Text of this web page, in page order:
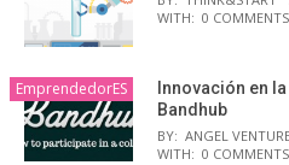
WITH: 0 COMMENTS
EmprendedorES
Innovación en
Bandhub
BY: ANGEL
WITH: 0 COMMENTS